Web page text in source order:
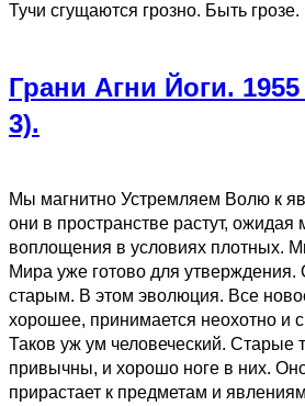
Тучи сгущаются грозно. Быть грозе.
Грани Агни Йоги. 1955
3).
Мы магнитно Устремляем Волю к
они в пространстве растут, ожидая
воплощения в условиях плотных.
Мира уже готово для утверждения.
старым. В этом эволюция. Все
хорошее, принимается неохотно и
Таков уж ум человеческий. Старые
привычны, и хорошо ноге в них.
прирастает к предметам и